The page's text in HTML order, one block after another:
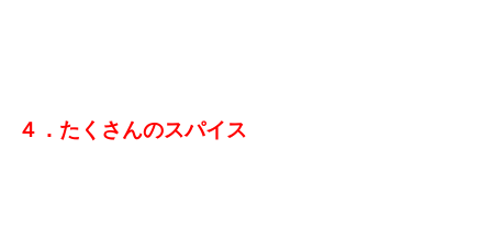
４．たくさんのスパイス